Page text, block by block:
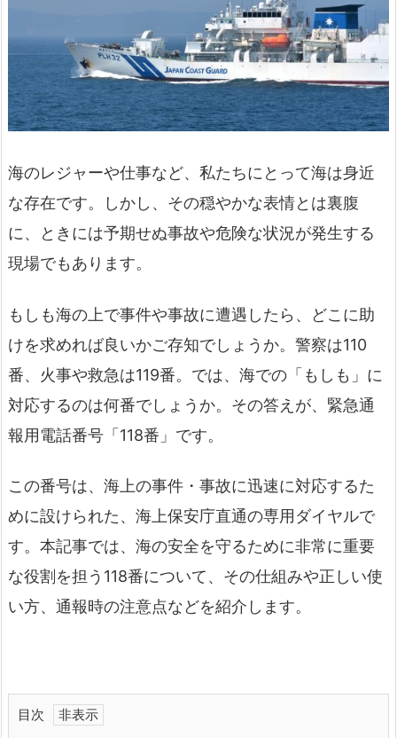
海のレジャーや仕事など、私たちにとって海は身近
な存在です。しかし、その穏やかな表情とは裏腹
に、ときには予期せぬ事故や危険な状況が発生する
現場でもあります。
もしも海の上で事件や事故に遭遇したら、どこに助
けを求めれば良いかご存知でしょうか。警察は110
番、火事や救急は119番。では、海での「もしも」に
対応するのは何番でしょうか。その答えが、緊急通
報用電話番号「118番」です。
この番号は、海上の事件・事故に迅速に対応するた
めに設けられた、海上保安庁直通の専用ダイヤルで
す。本記事では、海の安全を守るために非常に重要
な役割を担う118番について、その仕組みや正しい使
い方、通報時の注意点などを紹介します。
目次